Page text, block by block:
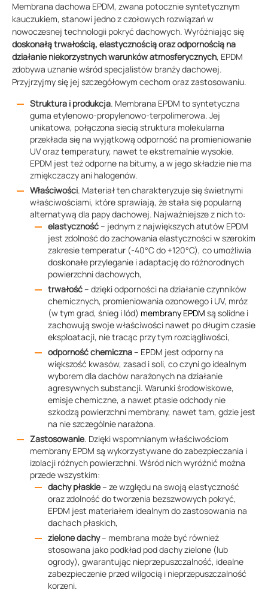
Membrana dachowa EPDM, zwana potocznie syntetycznym
kauczukiem, stanowi jedno z czołowych rozwiązań w
nowoczesnej technologii pokryć dachowych. Wyróżniając się
doskonałą trwałością, elastycznością oraz odpornością na
działanie niekorzystnych warunków atmosferycznych, EPDM
zdobywa uznanie wśród specjalistów branży dachowej.
Przyjrzyjmy się jej szczegółowym cechom oraz zastosowaniu.
Struktura i produkcja. Membrana EPDM to syntetyczna
guma etylenowo-propylenowo-terpolimerowa. Jej
unikatowa, połączona siecią struktura molekularna
przekłada się na wyjątkową odporność na promieniowanie
UV oraz temperatury, nawet te ekstremalnie wysokie.
EPDM jest też odporne na bitumy, a w jego składzie nie ma
zmiękczaczy ani halogenów.
Właściwości. Materiał ten charakteryzuje się świetnymi
właściwościami, które sprawiają, że stała się popularną
alternatywą dla papy dachowej. Najważniejsze z nich to:
elastyczność– jednym z największych atutów EPDM
jest zdolność do zachowania elastyczności w szerokim
zakresie temperatur (-40°C do +120°C), co umożliwia
doskonałe przyleganie i adaptację do różnorodnych
powierzchni dachowych,
trwałość– dzięki odporności na działanie czynników
chemicznych, promieniowania ozonowego i UV, mróz
(w tym grad, śnieg i lód) membrany EPDM są solidne i
zachowują swoje właściwości nawet po długim czasie
eksploatacji, nie tracąc przy tym rozciągliwości,
odporność chemiczna– EPDM jest odporny na
większość kwasów, zasad i soli, co czyni go idealnym
wyborem dla dachów narażonych na działanie
agresywnych substancji. Warunki środowiskowe,
emisje chemiczne, a nawet ptasie odchody nie
szkodzą powierzchni membrany, nawet tam, gdzie jest
na nie szczególnie narażona.
Zastosowanie. Dzięki wspomnianym właściwościom
membrany EPDM są wykorzystywane do zabezpieczania i
izolacji różnych powierzchni. Wśród nich wyróżnić można
przede wszystkim:
dachy płaskie– ze względu na swoją elastyczność
oraz zdolność do tworzenia bezszwowych pokryć,
EPDM jest materiałem idealnym do zastosowania na
dachach płaskich,
zielone dachy– membrana może być również
stosowana jako podkład pod dachy zielone (lub
ogrody), gwarantując nieprzepuszczalność, idealne
zabezpieczenie przed wilgocią i nieprzepuszczalność
korzeni.